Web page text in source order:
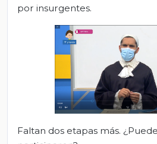
por insurgentes.
Faltan dos etapas más.